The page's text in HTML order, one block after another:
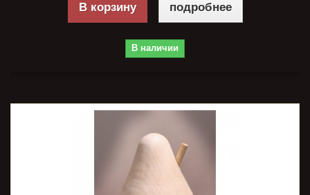
В корзину подробнее
В наличии